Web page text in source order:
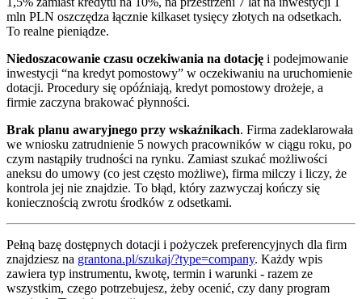
mln PLN oszczędza łącznie kilkaset tysięcy złotych na odsetkach.
To realne pieniądze.
Niedoszacowanie czasu oczekiwania na dotację i podejmowanie
inwestycji “na kredyt pomostowy” w oczekiwaniu na uruchomienie
dotacji. Procedury się opóźniają, kredyt pomostowy drożeje, a
firmie zaczyna brakować płynności.
Brak planu awaryjnego przy wskaźnikach. Firma zadeklarowała
we wniosku zatrudnienie 5 nowych pracowników w ciągu roku, po
czym nastąpiły trudności na rynku. Zamiast szukać możliwości
aneksu do umowy (co jest często możliwe), firma milczy i liczy, że
kontrola jej nie znajdzie. To błąd, który zazwyczaj kończy się
koniecznością zwrotu środków z odsetkami.
Pełną bazę dostępnych dotacji i pożyczek preferencyjnych dla firm
znajdziesz na grantona.pl/szukaj/?type=company. Każdy wpis
zawiera typ instrumentu, kwotę, termin i warunki - razem ze
wszystkim, czego potrzebujesz, żeby ocenić, czy dany program